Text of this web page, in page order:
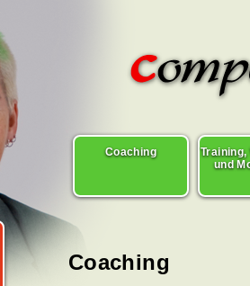
Coaching
und
Coaching